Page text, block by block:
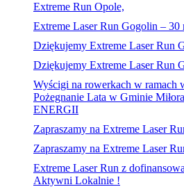
Extreme Run Opole,
Extreme Laser Run Gogolin – 30
Dziękujemy Extreme Laser Run
Dziękujemy Extreme Laser Run
Wyścigi na rowerkach w ramach
Pożegnanie Lata w Gminie
ENERGII
Zapraszamy na Extreme Laser
Zapraszamy na Extreme Laser
Extreme Laser Run z
Aktywni Lokalnie !